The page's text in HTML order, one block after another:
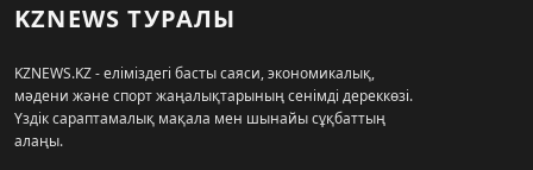
KZNEWS ТУРАЛЫ
KZNEWS.KZ - еліміздегі басты саяси, экономикалық,
мәдени және спорт жаңалықтарының сенімді дереккөзі.
Үздік сараптамалық мақала мен шынайы сұқбаттың
алаңы.